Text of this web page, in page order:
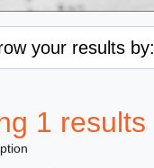
your results by:
1 results